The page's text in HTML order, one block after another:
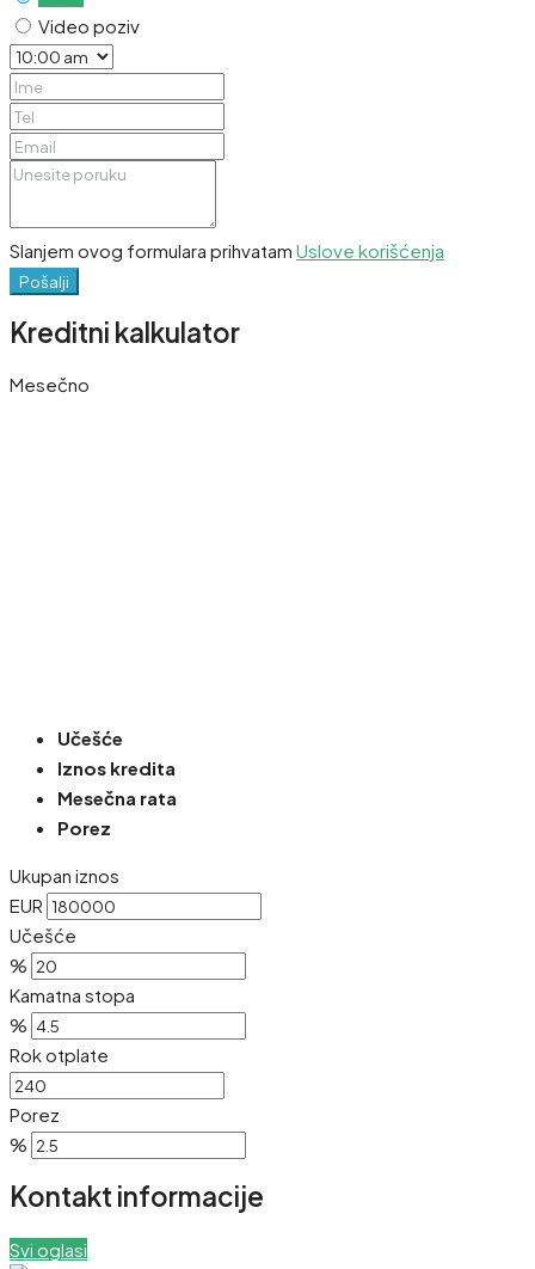
Video poziv
Slanjem ovog formulara prihvatam Uslove korišćenja
Pošalji
Kreditni kalkulator
Mesečno
Učešće
Iznos kredita
Mesečna rata
Porez
Ukupan iznos
EUR
Učešće
%
Kamatna stopa
%
Rok otplate
Porez
%
Kontakt informacije
Svi oglasi